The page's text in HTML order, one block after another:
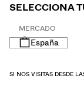
SELECCIONA
MERCADO
España
SI NOS VISITAS DESDE